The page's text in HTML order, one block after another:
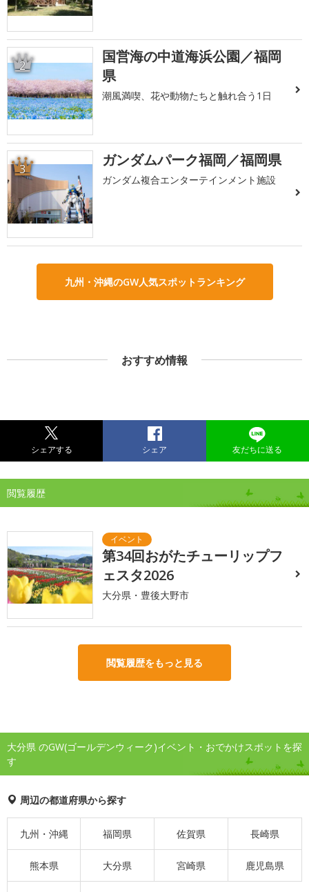
2
国営海の中道海浜公園／福岡
県
潮風満喫、花や動物たちと触れ合う1日
3 ガンダムパーク福岡／福岡県
ガンダム複合エンターテインメント施設
九州・沖縄のGW人気スポットランキング
おすすめ情報
シェアする シェア 友だちに送る
閲覧履歴
第34回おがたチューリップフ
ェスタ2026
大分県・豊後大野市
閲覧履歴をもっと見る
大分県 のGW(ゴールデンウィーク)イベント・おでかけスポットを探
す
周辺の都道府県から探す
九州・沖縄 福岡県 佐賀県 長崎県
熊本県 大分県 宮崎県 鹿児島県